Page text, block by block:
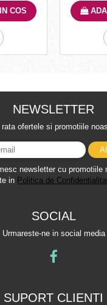
COS
NEWSLETTER
rata ofertele si promotiile
newsletter cu promotiile
in Politica de
SOCIAL
Urmareste-ne in social media
SUPORT CLIENTI